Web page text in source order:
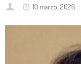
10 marzo, 2026